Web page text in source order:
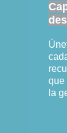
que
la